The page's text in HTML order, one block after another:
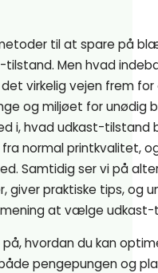
til at spare på
tilstand. Men hvad
virkelig vejen frem for
og miljøet for unødig
i, hvad udkast-tilstand
normal printkvalitet,
Samtidig ser vi på
praktiske tips, og
at vælge udkast-
hvordan du kan
pengepungen og